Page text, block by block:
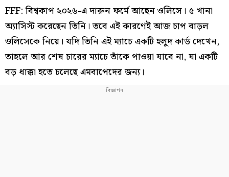
FFF: বিশ্বকাপ ২০২৬-এ দারুন ফর্মে আছেন ওলিসে। ৫ খানা
অ্যাসিস্ট করেছেন তিনি। তবে এই কারণেই আজ চাপ বাড়ল
ওলিসেকে নিয়ে। যদি তিনি এই ম্যাচে একটি হলুদ কার্ড দেখেন,
তাহলে আর শেষ চারের ম্যাচে তাঁকে পাওয়া যাবে না, যা একটি
বড় ধাক্কা হতে চলেছে এমবাপেদের জন্য।